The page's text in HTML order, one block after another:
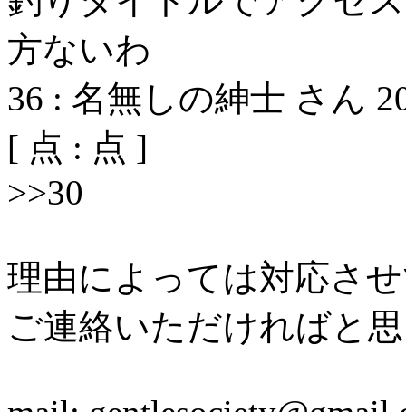
方ないわ
36 : 名無しの紳士 さん
[ 点 : 点 ]
>>30
理由によっては対応さ
ご連絡いただければと